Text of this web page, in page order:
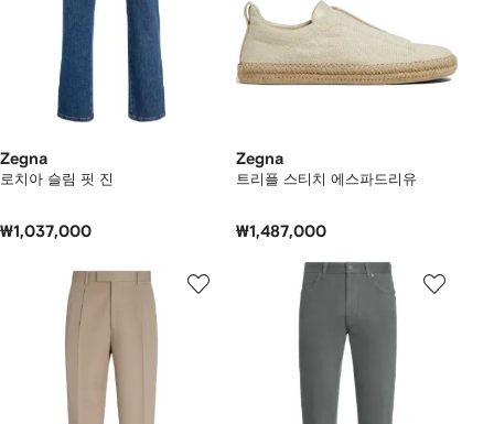
Zegna
로치아 슬림 핏 진
₩1,037,000
Zegna
트리플 스티치 에스파드리유
₩1,487,000